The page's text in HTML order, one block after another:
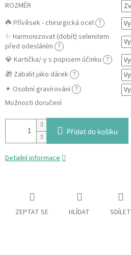
ROZMĚR
☘️ Přívěsek - chirurgická ocel ?
✨ Harmonizovat (dobít) selenitem
před odesláním ?
💎 Kartička/-y s popisem účinku ?
🎁 Zabalit jako dárek ?
✴ Osobní gravírování ?
Možnosti doručení
Přidat do košíku
Detailní informace
ZEPTAT SE HLÍDAT SDÍLET